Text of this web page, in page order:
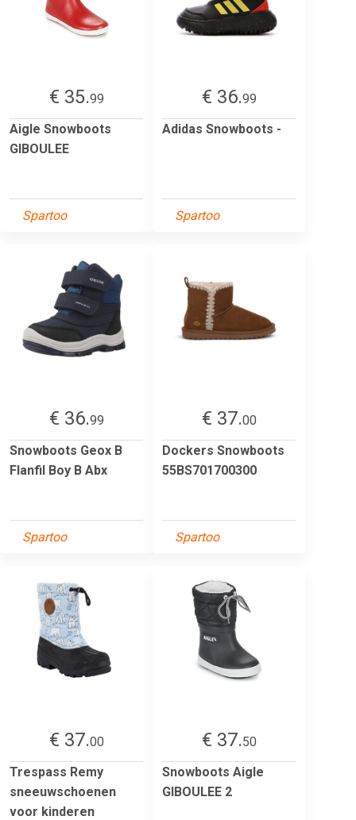
€ 35.99
Aigle Snowboots
GIBOULEE
Spartoo
€ 36.99
Adidas Snowboots -
Spartoo
€ 36.99
Snowboots Geox B
Flanfil Boy B Abx
Spartoo
€ 37.00
Dockers Snowboots
55BS701700300
Spartoo
€ 37.00
Trespass Remy
sneeuwschoenen
voor kinderen
€ 37.50
Snowboots Aigle
GIBOULEE 2